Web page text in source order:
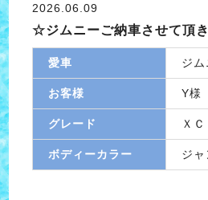
2026.06.09
☆ジムニーご納車させて頂
愛車 ジム
お客様 Y様
グレード ＸＣ
ボディーカラー ジ